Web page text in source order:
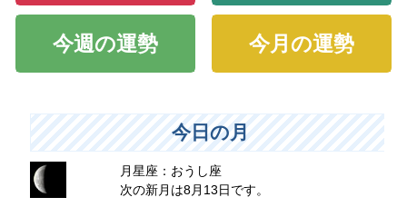
今週の運勢 今月の運勢
今日の月
月星座：おうし座
次の新月は8月13日です。